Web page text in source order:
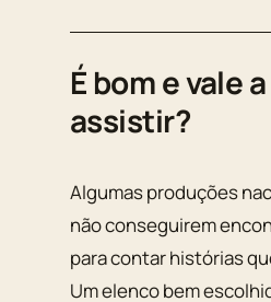
É bom e vale
assistir?
Algumas produções
não conseguirem
para contar histórias
Um elenco bem